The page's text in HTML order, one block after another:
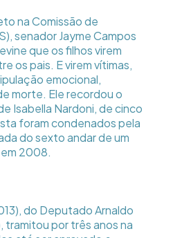
na Comissão de
senador Jayme Campos
que os filhos virem
os pais. E virem vítimas,
emocional,
morte. Ele recordou o
Isabella Nardoni, de cinco
foram condenados pela
do sexto andar de um
2008.
do Deputado Arnaldo
tramitou por três anos na